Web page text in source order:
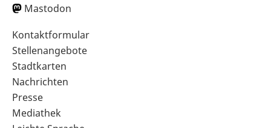
Mastodon
Sekundärnavigation
im
Fußbereich
Kontaktformular
Stellenangebote
Stadtkarten
Nachrichten
Presse
Mediathek